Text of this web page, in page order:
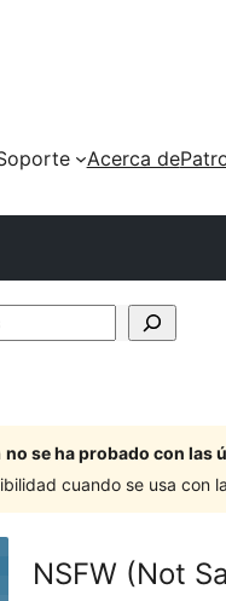
Acerca de
no se ha probado con las
cuando se usa con
NSFW (Not